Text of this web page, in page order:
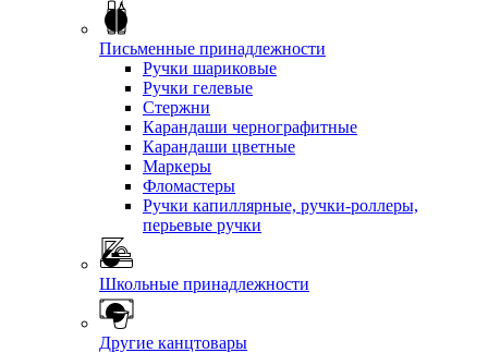
Письменные принадлежности
Ручки шариковые
Ручки гелевые
Стержни
Карандаши чернографитные
Карандаши цветные
Маркеры
Фломастеры
Ручки капиллярные, ручки-роллеры,
перьевые ручки
Школьные принадлежности
Другие канцтовары